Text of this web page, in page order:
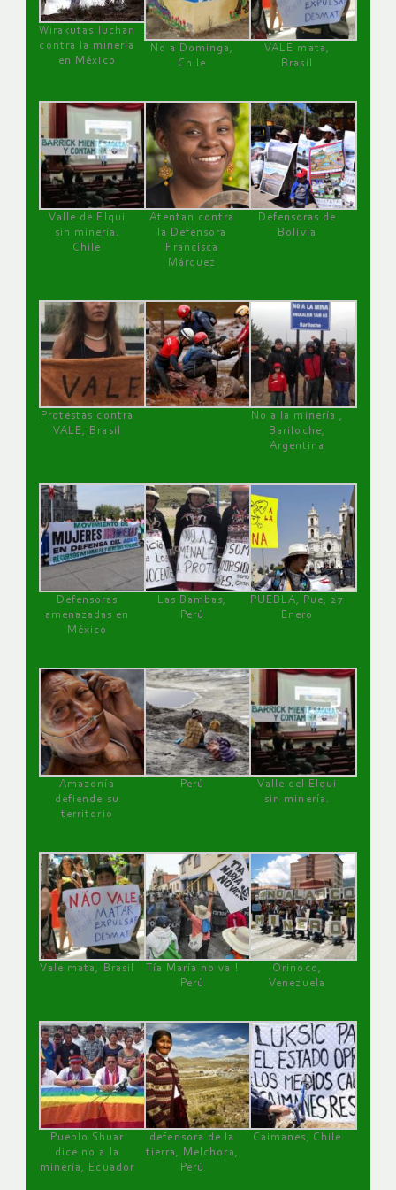
Wirakutas luchan
contra la minería
en México
No a Dominga,
Chile
VALE mata,
Brasil
Valle de Elqui
sin minería.
Chile
Atentan contra
la Defensora
Francisca
Márquez
Defensoras de
Bolivia
Protestas contra
VALE, Brasil
No a la minería ,
Bariloche,
Argentina
Defensoras
amenazadas en
México
Las Bambas,
Perú
PUEBLA, Pue, 27
Enero
Amazonía
defiende su
territorio
Perú
Valle del Elqui
sin minería.
Vale mata, Brasil
Tía María no va !
Perú
Orinoco,
Venezuela
Pueblo Shuar
dice no a la
minería, Ecuador
defensora de la
tierra, Melchora,
Perú
Caimanes, Chile